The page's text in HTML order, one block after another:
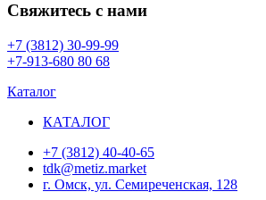
Свяжитесь с нами
+7 (3812) 30-99-99
+7-913-680 80 68
Каталог
КАТАЛОГ
+7 (3812) 40-40-65
tdk@metiz.market
г. Омск, ул. Семиреченская, 128